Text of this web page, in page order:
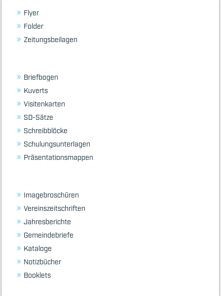
Flyer
Folder
Zeitungsbeilagen
Briefbogen
Kuverts
Visitenkarten
SD-Sätze
Schreibblöcke
Schulungsunterlagen
Präsentationsmappen
Imagebroschüren
Vereinszeitschriften
Jahresberichte
Gemeindebriefe
Kataloge
Notizbücher
Booklets